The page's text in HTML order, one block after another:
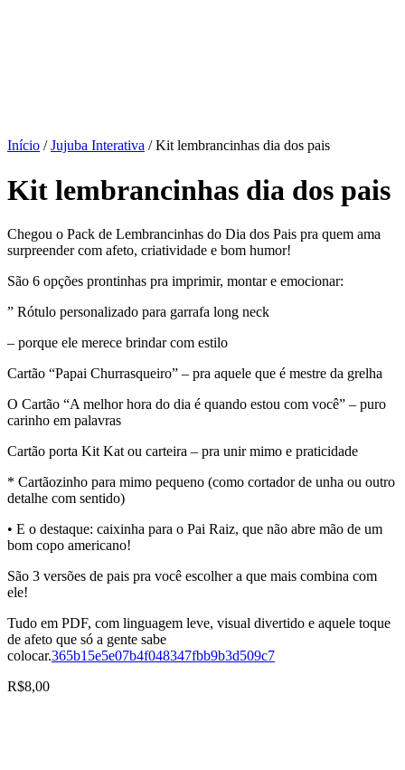
Início /Jujuba Interativa / Kit lembrancinhas dia dos pais
Kit lembrancinhas dia dos pais
Chegou o Pack de Lembrancinhas do Dia dos Pais pra quem ama
surpreender com afeto, criatividade e bom humor!
São 6 opções prontinhas pra imprimir, montar e emocionar:
” Rótulo personalizado para garrafa long neck
– porque ele merece brindar com estilo
Cartão “Papai Churrasqueiro” – pra aquele que é mestre da grelha
O Cartão “A melhor hora do dia é quando estou com você” – puro
carinho em palavras
Cartão porta Kit Kat ou carteira – pra unir mimo e praticidade
* Cartãozinho para mimo pequeno (como cortador de unha ou outro
detalhe com sentido)
• E o destaque: caixinha para o Pai Raiz, que não abre mão de um
bom copo americano!
São 3 versões de pais pra você escolher a que mais combina com
ele!
Tudo em PDF, com linguagem leve, visual divertido e aquele toque
de afeto que só a gente sabe
colocar.365b15e5e07b4f048347fbb9b3d509c7
R$8,00